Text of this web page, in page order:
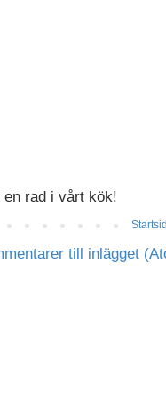
rad i vårt kök!
till inlägget